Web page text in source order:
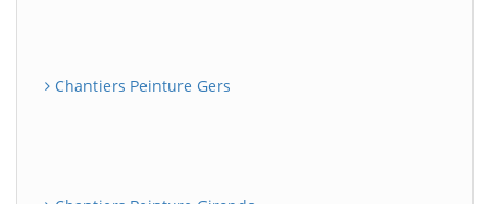
Chantiers Peinture Gers